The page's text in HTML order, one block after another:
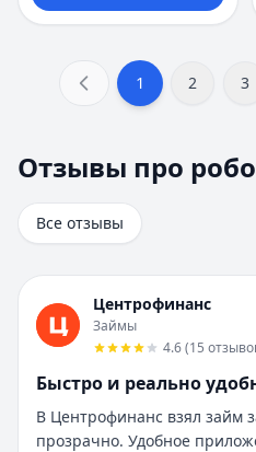
1 2 3
Всего отзывов на странице:8.
Быстро получил и доволен
Рейтинг:5
Город:Екатеринбург
Дата:28 октября 2025 г.
Взял займ в Турбозайм
Помогли быстро и без
Рейтинг:5
Организация:Бюджет
Город:Санкт-Петербург
Отзывы про
Все отзывы
Центрофинанс
Займы
4.6(15
Быстро и реально
В Центрофинанс взял займ
прозрачно. Удобное